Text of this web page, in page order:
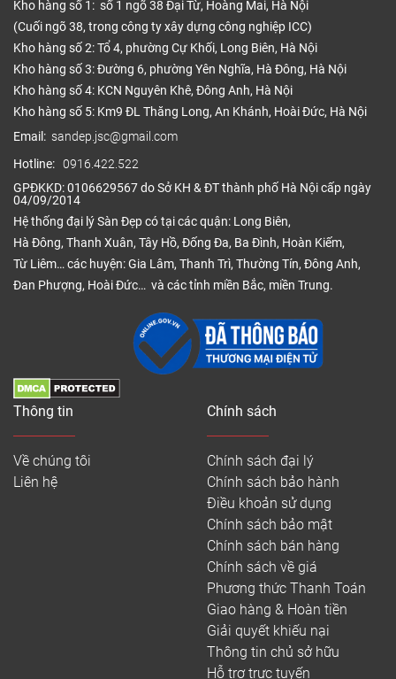
Kho hàng số 1: số 1 ngõ 38 Đại Từ, Hoàng Mai, Hà Nội
(Cuối ngõ 38, trong công ty xây dựng công nghiệp ICC)
Kho hàng số 2: Tổ 4, phường Cự Khối, Long Biên, Hà Nội
Kho hàng số 3: Đường 6, phường Yên Nghĩa, Hà Đông, Hà Nội
Kho hàng số 4: KCN Nguyên Khê, Đông Anh, Hà Nội
Kho hàng số 5: Km9 ĐL Thăng Long, An Khánh, Hoài Đức, Hà Nội
Email: sandep.jsc@gmail.com
Hotline: 0916.422.522
GPĐKKD: 0106629567 do Sở KH & ĐT thành phố Hà Nội cấp ngày
04/09/2014
Hệ thống đại lý Sàn Đẹp có tại các quận: Long Biên,
Hà Đông, Thanh Xuân, Tây Hồ, Đống Đa, Ba Đình, Hoàn Kiếm,
Từ Liêm… các huyện: Gia Lâm, Thanh Trì, Thường Tín, Đông Anh,
Đan Phượng, Hoài Đức… và các tỉnh miền Bắc, miền Trung.
Thông tin
Về chúng tôi
Liên hệ
Chính sách
Chính sách đại lý
Chính sách bảo hành
Điều khoản sử dụng
Chính sách bảo mật
Chính sách bán hàng
Chính sách về giá
Phương thức Thanh Toán
Giao hàng & Hoàn tiền
Giải quyết khiếu nại
Thông tin chủ sở hữu
Hỗ trợ trực tuyến